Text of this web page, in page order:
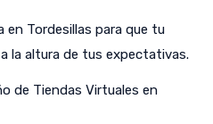
en Tordesillas para que tu
la altura de tus expectativas.
de Tiendas Virtuales en